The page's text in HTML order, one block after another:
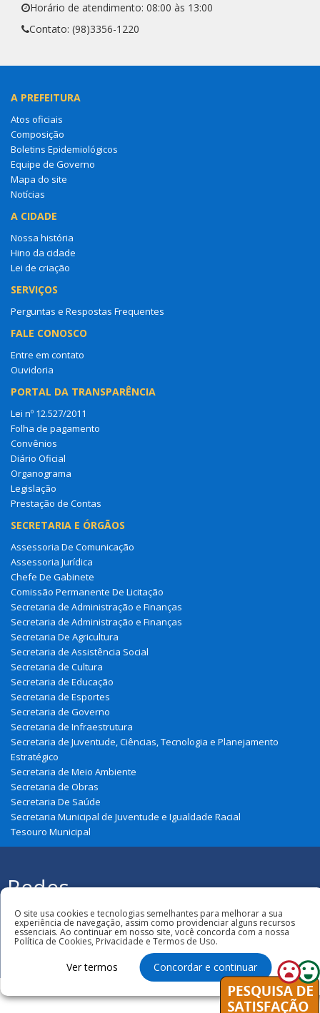
Horário de atendimento: 08:00 às 13:00
Contato: (98)3356-1220
A PREFEITURA
Atos oficiais
Composição
Boletins Epidemiológicos
Equipe de Governo
Mapa do site
Notícias
A CIDADE
Nossa história
Hino da cidade
Lei de criação
SERVIÇOS
Perguntas e Respostas Frequentes
FALE CONOSCO
Entre em contato
Ouvidoria
PORTAL DA TRANSPARÊNCIA
Lei nº 12.527/2011
Folha de pagamento
Convênios
Diário Oficial
Organograma
Legislação
Prestação de Contas
SECRETARIA E ÓRGÃOS
Assessoria De Comunicação
Assessoria Jurídica
Chefe De Gabinete
Comissão Permanente De Licitação
Secretaria de Administração e Finanças
Secretaria de Administração e Finanças
Secretaria De Agricultura
Secretaria de Assistência Social
Secretaria de Cultura
Secretaria de Educação
Secretaria de Esportes
Secretaria de Governo
Secretaria de Infraestrutura
Secretaria de Juventude, Ciências, Tecnologia e Planejamento
Estratégico
Secretaria de Meio Ambiente
Secretaria de Obras
Secretaria De Saúde
Secretaria Municipal de Juventude e Igualdade Racial
Tesouro Municipal
Redes
Sociais
Prefeitura Municipal de Cajari
O site usa cookies e tecnologias semelhantes para melhorar a sua
experiência de navegação, assim como providenciar alguns recursos
essenciais. Ao continuar em nosso site, você concorda com a nossa
Política de Cookies, Privacidade e Termos de Uso.
Ver termos Concordar e continuar